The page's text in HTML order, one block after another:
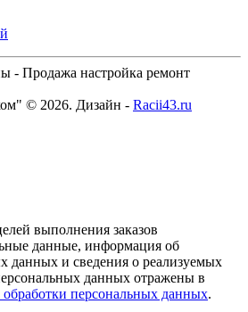
- Продажа настройка ремонт
© 2026. Дизайн - Racii43.ru
выполнения заказов
данные, информация об
данных и сведения о реализуемых
данных отражены в
персональных данных.